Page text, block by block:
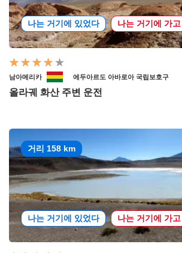
나는 거기에 있었다 나는 거기에 가
남아메리카 에두아르도 아바로아 국립보호구
올라궤 화산 주변 운전
거리 158 km
나는 거기에 있었다 나는 거기에 가